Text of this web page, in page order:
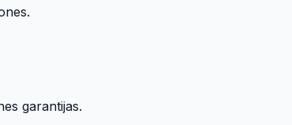
garantijas.